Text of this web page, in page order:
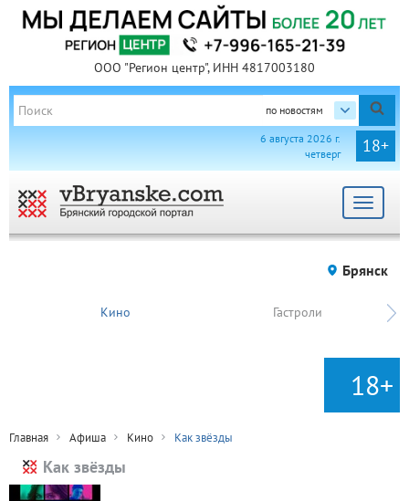
ООО "Регион центр", ИНН 4817003180
по новостям
18+
6 августа 2026 г.
четверг
Toggle
Брянск
Кино Гастроли
18+
Главная Афиша Кино Как звёзды
Как звёзды